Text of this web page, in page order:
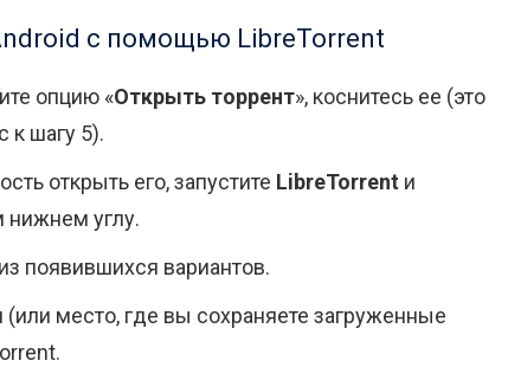
с помощью LibreTorrent
опцию «Открыть торрент», коснитесь ее (это
к шагу 5).
открыть его, запустите LibreTorrent и
нижнем углу.
появившихся вариантов.
(или место, где вы сохраняете загруженные